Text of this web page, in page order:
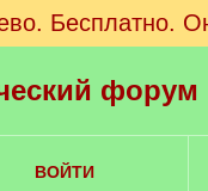
Бесплатно.
ВОЙТИ